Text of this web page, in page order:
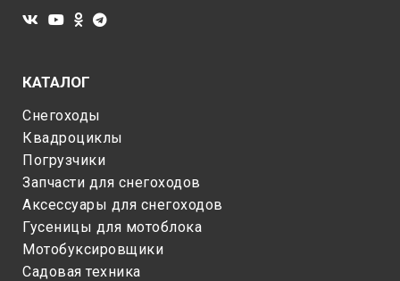
КАТАЛОГ
Снегоходы
Квадроциклы
Погрузчики
Запчасти для снегоходов
Аксессуары для снегоходов
Гусеницы для мотоблока
Мотобуксировщики
Садовая техника